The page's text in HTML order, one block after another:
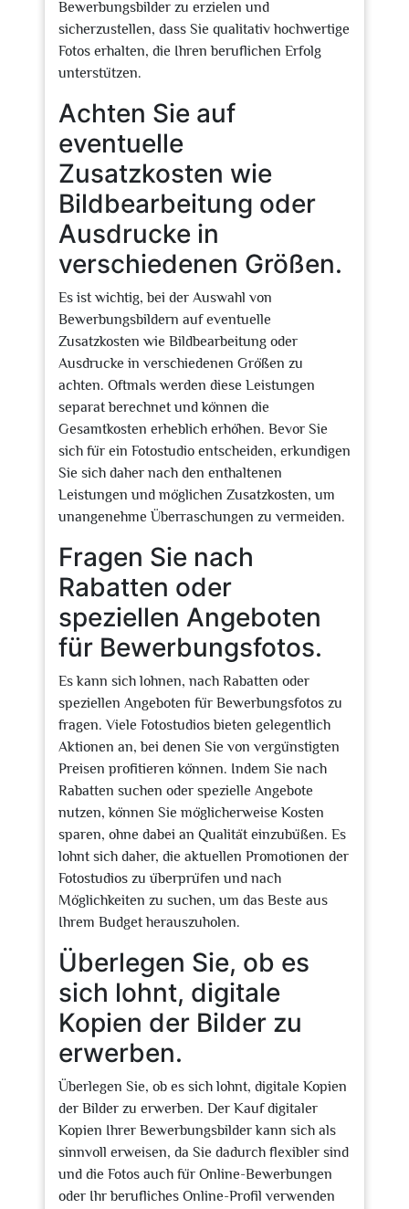
Bewerbungsbilder zu erzielen und
sicherzustellen, dass Sie qualitativ hochwertige
Fotos erhalten, die Ihren beruflichen Erfolg
unterstützen.
Achten Sie auf
eventuelle
Zusatzkosten wie
Bildbearbeitung oder
Ausdrucke in
verschiedenen Größen.
Es ist wichtig, bei der Auswahl von
Bewerbungsbildern auf eventuelle
Zusatzkosten wie Bildbearbeitung oder
Ausdrucke in verschiedenen Größen zu
achten. Oftmals werden diese Leistungen
separat berechnet und können die
Gesamtkosten erheblich erhöhen. Bevor Sie
sich für ein Fotostudio entscheiden, erkundigen
Sie sich daher nach den enthaltenen
Leistungen und möglichen Zusatzkosten, um
unangenehme Überraschungen zu vermeiden.
Fragen Sie nach
Rabatten oder
speziellen Angeboten
für Bewerbungsfotos.
Es kann sich lohnen, nach Rabatten oder
speziellen Angeboten für Bewerbungsfotos zu
fragen. Viele Fotostudios bieten gelegentlich
Aktionen an, bei denen Sie von vergünstigten
Preisen profitieren können. Indem Sie nach
Rabatten suchen oder spezielle Angebote
nutzen, können Sie möglicherweise Kosten
sparen, ohne dabei an Qualität einzubüßen. Es
lohnt sich daher, die aktuellen Promotionen der
Fotostudios zu überprüfen und nach
Möglichkeiten zu suchen, um das Beste aus
Ihrem Budget herauszuholen.
Überlegen Sie, ob es
sich lohnt, digitale
Kopien der Bilder zu
erwerben.
Überlegen Sie, ob es sich lohnt, digitale Kopien
der Bilder zu erwerben. Der Kauf digitaler
Kopien Ihrer Bewerbungsbilder kann sich als
sinnvoll erweisen, da Sie dadurch flexibler sind
und die Fotos auch für Online-Bewerbungen
oder Ihr berufliches Online-Profil verwenden